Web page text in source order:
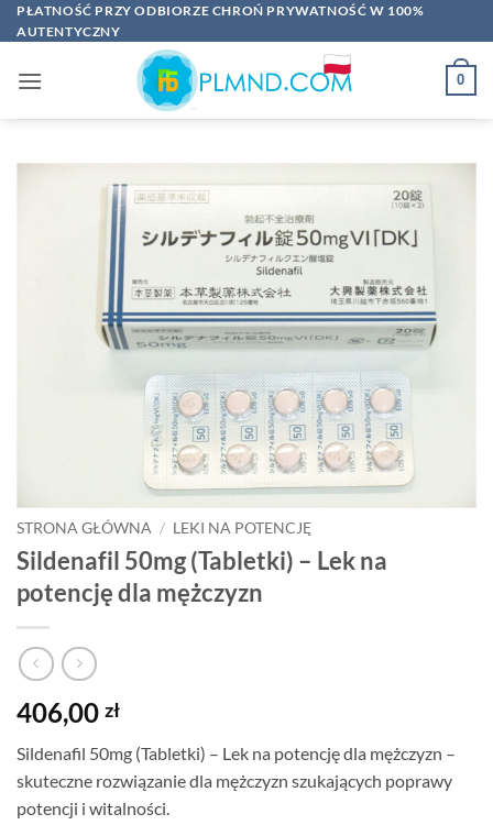
Przewiń
do
PŁATNOŚĆ PRZY ODBIORZE CHROŃ PRYWATNOŚĆ W 100%
AUTENTYCZNY
0
STRONA GŁÓWNA / LEKI NA POTENCJĘ
Sildenafil 50mg (Tabletki) – Lek na
potencję dla mężczyzn
406,00 zł
Sildenafil 50mg (Tabletki) – Lek na potencję dla mężczyzn –
skuteczne rozwiązanie dla mężczyzn szukających poprawy
potencji i witalności.